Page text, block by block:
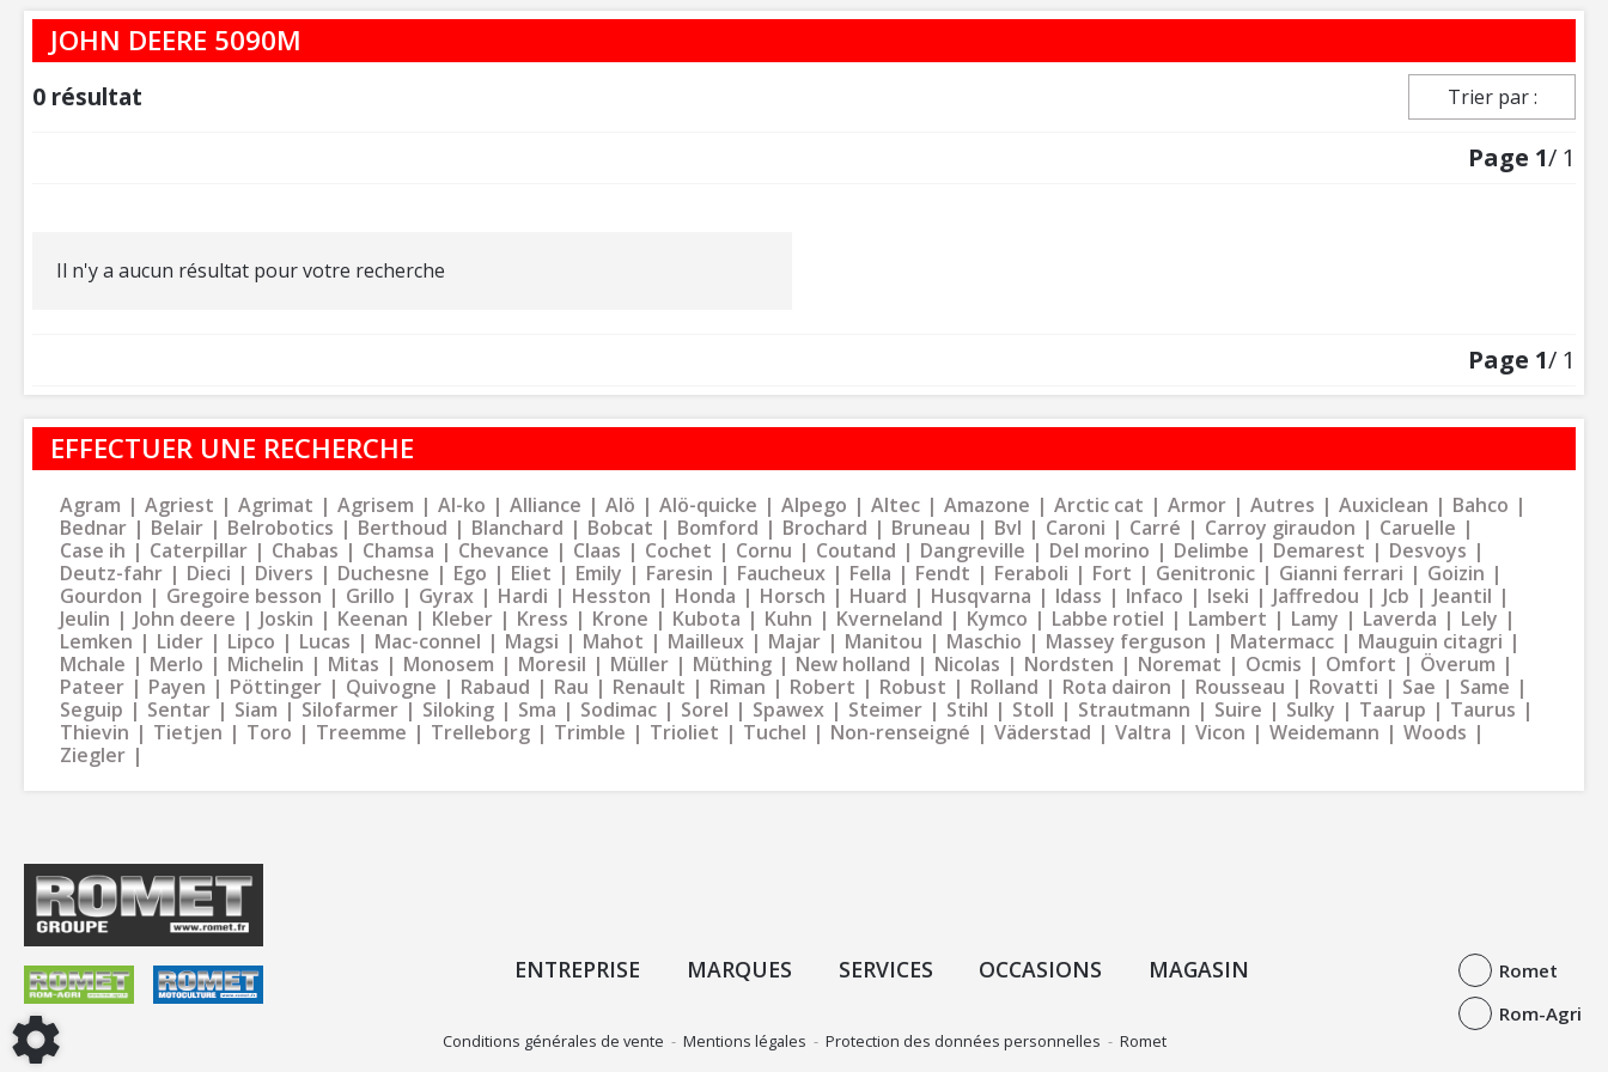
JOHN DEERE 5090M
0 résultat Trier par :
Page 1/ 1
Il n'y a aucun résultat pour votre recherche
Page 1/ 1
EFFECTUER UNE RECHERCHE
Agram Agriest Agrimat Agrisem Al-ko Alliance Alö Alö-quicke Alpego Altec Amazone Arctic cat Armor Autres Auxiclean
Bahco
Bednar
Belair Belrobotics Berthoud Blanchard Bobcat Bomford Brochard Bruneau Bvl Caroni Carré Carroy giraudon
Caruelle
Case ih
Caterpillar Chabas Chamsa Chevance Claas Cochet Cornu Coutand Dangreville Del morino Delimbe Demarest
Desvoys
Deutz-fahr
Dieci Divers Duchesne Ego Eliet Emily Faresin Faucheux Fella Fendt Feraboli Fort Genitronic Gianni ferrari
Goizin
Gourdon
Gregoire besson Grillo Gyrax Hardi Hesston Honda Horsch Huard Husqvarna Idass Infaco Iseki Jaffredou Jcb
Jeantil
Jeulin
John deere Joskin Keenan Kleber Kress Krone Kubota Kuhn Kverneland Kymco Labbe rotiel Lambert Lamy Laverda
Lely
Lemken
Lider Lipco Lucas Mac-connel Magsi Mahot Mailleux Majar Manitou Maschio Massey ferguson Matermacc
Mauguin citagri
Mchale
Merlo Michelin Mitas Monosem Moresil Müller Müthing New holland Nicolas Nordsten Noremat Ocmis Omfort
Överum
Pateer
Payen Pöttinger Quivogne Rabaud Rau Renault Riman Robert Robust Rolland Rota dairon Rousseau Rovatti Sae
Same
Seguip
Sentar Siam Silofarmer Siloking Sma Sodimac Sorel Spawex Steimer Stihl Stoll Strautmann Suire Sulky Taarup
Taurus
Thievin
Tietjen Toro Treemme Trelleborg Trimble Trioliet Tuchel Non-renseigné Väderstad Valtra Vicon Weidemann
Woods
Ziegler
ENTREPRISE MARQUES SERVICES OCCASIONS MAGASIN
Romet
Rom-Agri
Conditions générales de vente - Mentions légales - Protection des données personnelles - Romet